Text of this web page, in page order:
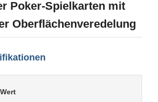
Poker-Spielkarten mit
Oberflächenveredelung
Wert